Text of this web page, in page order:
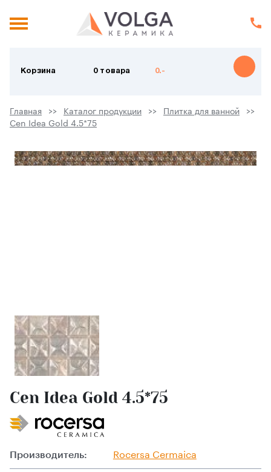
Корзина 0 товара 0.-
Главная Каталог продукции
Плитка для ванной
Cen Idea Gold 4.5*75
Cen Idea Gold 4.5*75
Производитель: Rocersa Cermaica